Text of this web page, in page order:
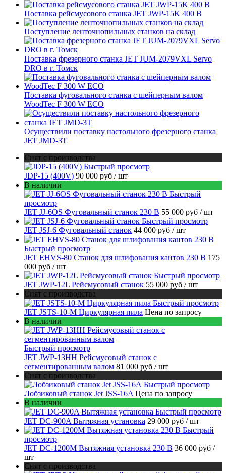
Поставка рейсмусового станка JET JWP-15K 400 В
Поступление ленточнопильных станков на склад
Поставка фрезерного станка JET JUM-2079VXL Servo
DRO в г. Томск
Поставка фуговального станка с шейперным валом
WoodTec F 300 W ECO
Осуществили поставку настольного фрезерного станка
JET JMD-3T
Снят с производства
Быстрый просмотр
JDP-15 (400V) 90 000 руб / шт
В наличии
Быстрый
просмотр
JET JJ-6OS Фуговальный станок 230 В 55 000 руб / шт
Быстрый просмотр
JET JSJ-6 Фуговальный станок 44 000 руб / шт
Быстрый просмотр
JET EHVS-80 Станок для шлифования кантов 230 В 175
000 руб / шт
Быстрый просмотр
JET JWP-12L Рейсмусовый станок 55 000 руб / шт
Снят с производства
Быстрый просмотр
JET JSTS-10-M Циркулярная пила Цена по запросу
В наличии
Быстрый просмотр
JET JWP-13HH Рейсмусовый станок с
сегментированным валом 81 000 руб / шт
Снят с производства
Быстрый просмотр
Лобзиковый станок Jet JSS-16A Цена по запросу
В наличии
Быстрый просмотр
JET DC-900A Вытяжная установка 29 000 руб / шт
Быстрый
просмотр
JET DC-1200M Вытяжная установка 230 В 36 000 руб /
шт
Снят с производства